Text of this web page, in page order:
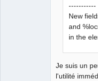
-----------
New
and
in the
Je suis un
l'utilité